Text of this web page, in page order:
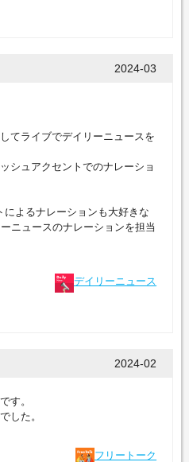
2024-03
てライブでデイリーニュースを
シュアクセントでのナレーショ
よるナレーションも大好きな
ニュースのナレーションを担当
デイリーニュース
2024-02
す。
した。
フリートーク